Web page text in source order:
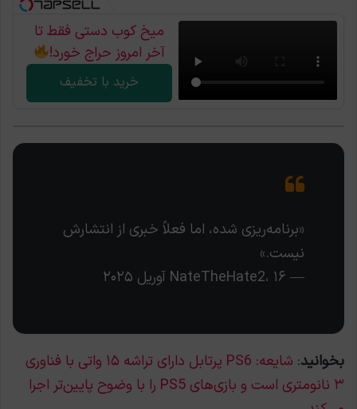
میخ کوب دستی فقط تا
آخر امروز حراج خورد!
خرید با تخفیف
«برنامه‌ریزی شده، اما فعلاً خبری از انتشارش
نیست.»
— NateTheHate2، ۱۶ آوریل ۲۰۲۵
بخوانید:
شایعه: PS6 پرتابل دارای تراشه ۱۵ واتی با فناوری
۳ نانومتری است و بازی‌های PS5 را با وضوح پایین‌تر اجرا